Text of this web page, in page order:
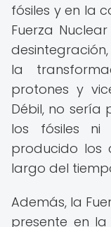
fósiles y en la
Fuerza
la
protones y
Débil, no sería
los fósiles ni
producido los
largo del
Además, la
presente en